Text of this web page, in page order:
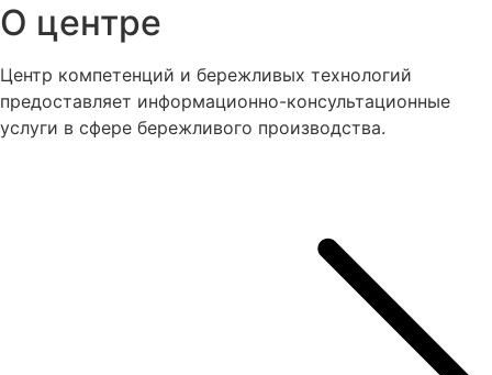
О центре
Центр компетенций и бережливых технологий
предоставляет информационно-консультационные
услуги в сфере бережливого производства.